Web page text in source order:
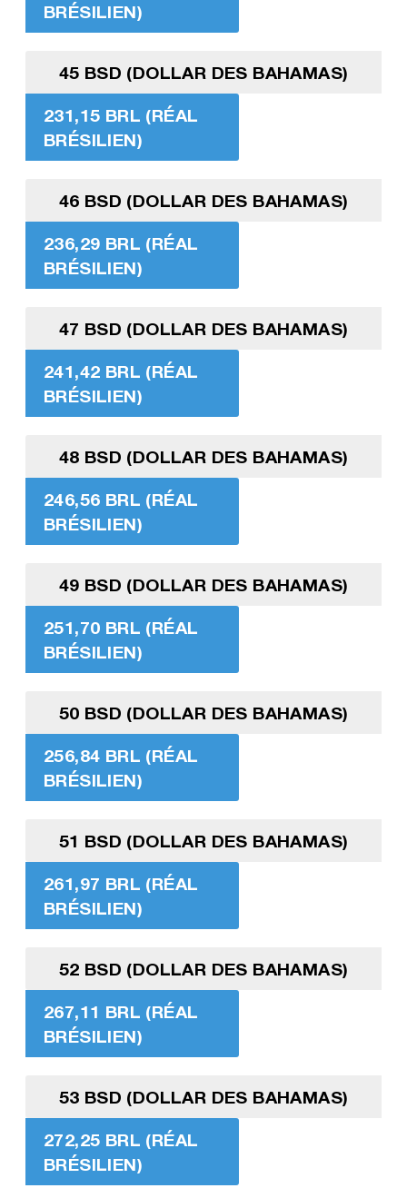
BRÉSILIEN)
45 BSD (DOLLAR DES BAHAMAS)
231,15 BRL (RÉAL
BRÉSILIEN)
46 BSD (DOLLAR DES BAHAMAS)
236,29 BRL (RÉAL
BRÉSILIEN)
47 BSD (DOLLAR DES BAHAMAS)
241,42 BRL (RÉAL
BRÉSILIEN)
48 BSD (DOLLAR DES BAHAMAS)
246,56 BRL (RÉAL
BRÉSILIEN)
49 BSD (DOLLAR DES BAHAMAS)
251,70 BRL (RÉAL
BRÉSILIEN)
50 BSD (DOLLAR DES BAHAMAS)
256,84 BRL (RÉAL
BRÉSILIEN)
51 BSD (DOLLAR DES BAHAMAS)
261,97 BRL (RÉAL
BRÉSILIEN)
52 BSD (DOLLAR DES BAHAMAS)
267,11 BRL (RÉAL
BRÉSILIEN)
53 BSD (DOLLAR DES BAHAMAS)
272,25 BRL (RÉAL
BRÉSILIEN)